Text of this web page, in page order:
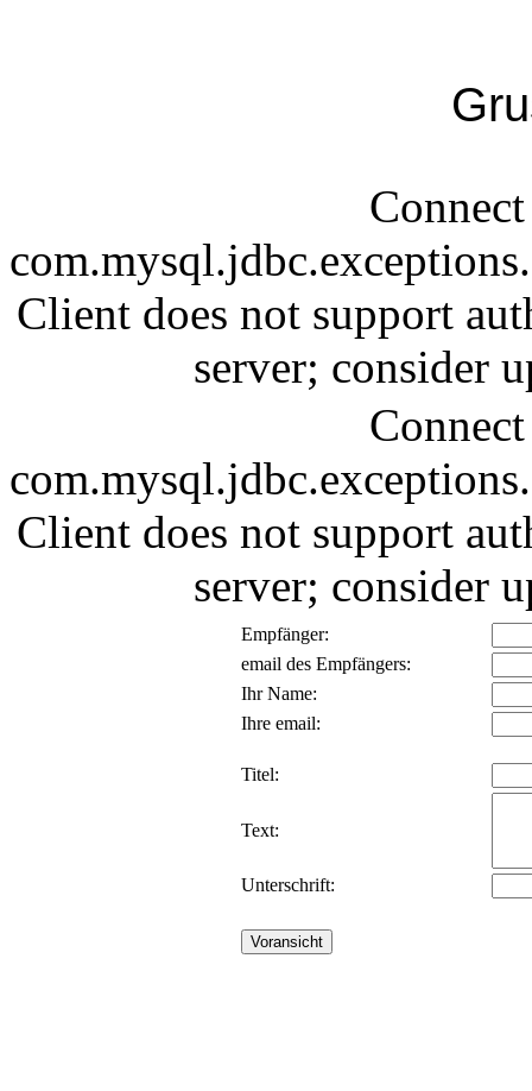
Client does not support
server; consider
Client does not support
server; consider
Empfänger:
email des Empfängers:
Ihr Name:
Ihre email:
Titel:
Text:
Unterschrift: